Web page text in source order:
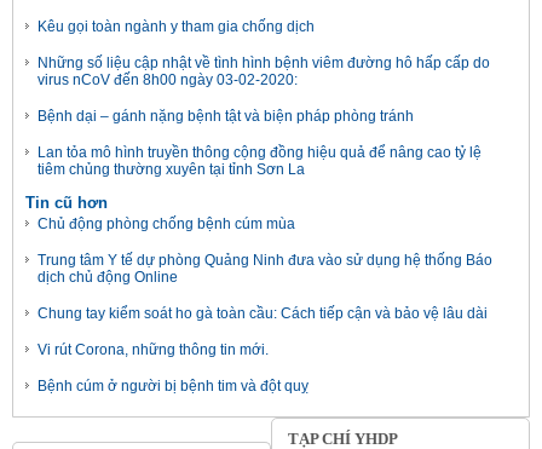
Kêu gọi toàn ngành y tham gia chống dịch
Những số liệu cập nhật về tình hình bệnh viêm đường hô hấp cấp do
virus nCoV đến 8h00 ngày 03-02-2020:
Bệnh dại – gánh nặng bệnh tật và biện pháp phòng tránh
Lan tỏa mô hình truyền thông cộng đồng hiệu quả để nâng cao tỷ lệ
tiêm chủng thường xuyên tại tỉnh Sơn La
Tin cũ hơn
Chủ động phòng chống bệnh cúm mùa
Trung tâm Y tế dự phòng Quảng Ninh đưa vào sử dụng hệ thống Báo
dịch chủ động Online
Chung tay kiểm soát ho gà toàn cầu: Cách tiếp cận và bảo vệ lâu dài
Vi rút Corona, những thông tin mới.
Bệnh cúm ở người bị bệnh tim và đột quỵ
TẠP CHÍ YHDP